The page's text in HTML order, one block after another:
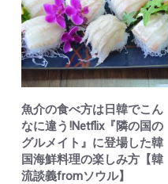
魚介の食べ方は日韓でこん
なに違う!Netflix『隣の国の
グルメイト』に登場した韓
国海鮮料理の楽しみ方【韓
流談義fromソウル】